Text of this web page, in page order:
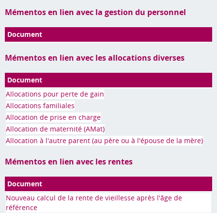
Mémentos en lien avec la gestion du personnel
Document
Mémentos en lien avec les allocations diverses
Document
Allocations pour perte de gain
Allocations familiales
Allocation de prise en charge
Allocation de maternité (AMat)
Allocation à l'autre parent (au père ou à l'épouse de la mère)
Mémentos en lien avec les rentes
Document
Nouveau calcul de la rente de vieillesse après l'âge de
référence